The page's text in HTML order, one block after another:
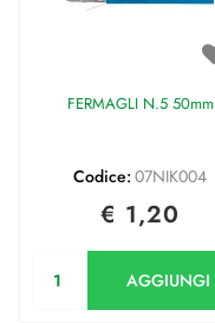
FERMAGLI N.5 50mm
Codice: 07NIK004
€ 1,20
AGGIUNGI